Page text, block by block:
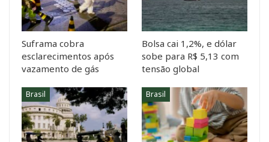
Suframa cobra
esclarecimentos após
vazamento de gás
Bolsa cai 1,2%, e dólar
sobe para R$ 5,13 com
tensão global
Brasil Brasil